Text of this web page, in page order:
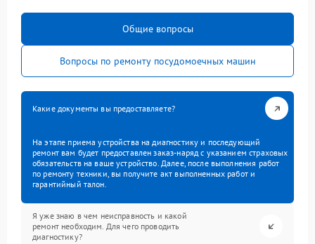
Общие вопросы
Вопросы по ремонту посудомоечных машин
Какие документы вы предоставляете?
На этапе приема устройства на диагностику и последующий
ремонт вам будет предоставлен заказ-наряд с указанием страховых
обязательств на ваше устройство. Далее, после выполнения работ
по ремонту техники, вы получите акт выполненных работ и
гарантийный талон.
Я уже знаю в чем неисправность и какой
ремонт необходим. Для чего проводить
диагностику?